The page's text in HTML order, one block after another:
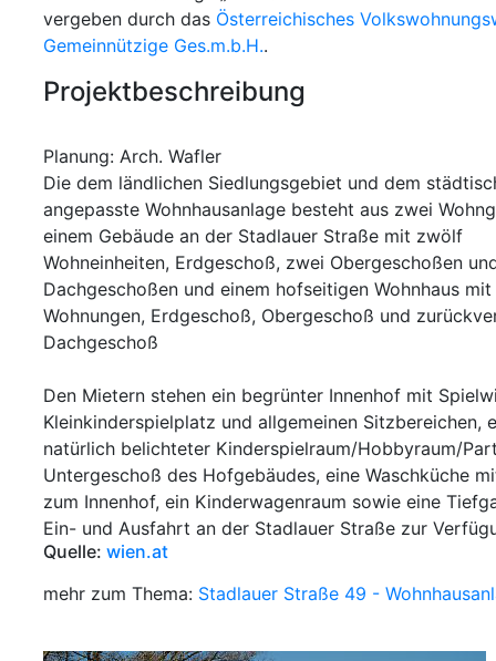
vergeben durch das Österreichisches
Gemeinnützige Ges.m.b.H..
Projektbeschreibung
Planung: Arch. Wafler
Die dem ländlichen Siedlungsgebiet und dem
angepasste Wohnhausanlage besteht aus zwei
einem Gebäude an der Stadlauer Straße mit zwölf
Wohneinheiten, Erdgeschoß, zwei Obergeschoßen
Dachgeschoßen und einem hofseitigen Wohnhaus mit
Wohnungen, Erdgeschoß, Obergeschoß und
Dachgeschoß
Den Mietern stehen ein begrünter Innenhof mit
Kleinkinderspielplatz und allgemeinen Sitzbereichen,
natürlich belichteter Kinderspielraum/Hobbyraum/
Untergeschoß des Hofgebäudes, eine Waschküche
zum Innenhof, ein Kinderwagenraum sowie eine
Ein- und Ausfahrt an der Stadlauer Straße zur
Quelle: wien.at
mehr zum Thema: Stadlauer Straße 49 -